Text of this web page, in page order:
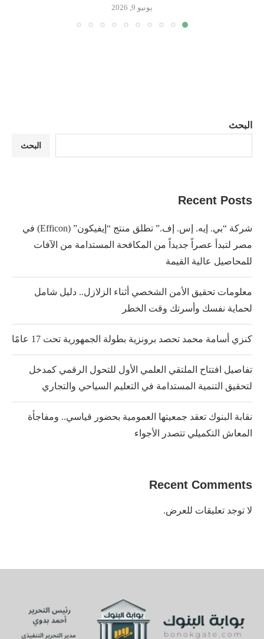
يونيو 9, 2026
البحث
البحث
Recent Posts
شركة “بي. إيه. إس. إف.” تطلق منتج “إيفيكون” (Efficon) في
مصر لتبدأ عصراً جديداً من المكافحة المستدامة من الآفات
للمحاصيل عالية القيمة
معلومات تحقيق الأمن الشخصي أثناء الزلازل.. دليل شامل
لحماية نفسك وأسرتك وقت الخطر
كنزي أسامة محمد تحصد برونزية بطولة الجمهورية تحت 17 عامًا
تفاصيل افتتاح الملتقي العلمي الأول للتحول الرقمي كمدخل
لتحقيق التنمية المستدامة في التعليم السياحي والتجاري
نقابة البنوك تعقد جمعيتها العمومية بحضور قياسي.. ومفاجأة
المعاش التكميلي تتصدر الأجواء
Recent Comments
لا توجد تعليقات للعرض.